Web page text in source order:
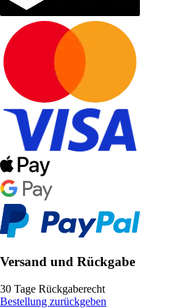
Versand und Rückgabe
30 Tage Rückgaberecht
Bestellung zurückgeben